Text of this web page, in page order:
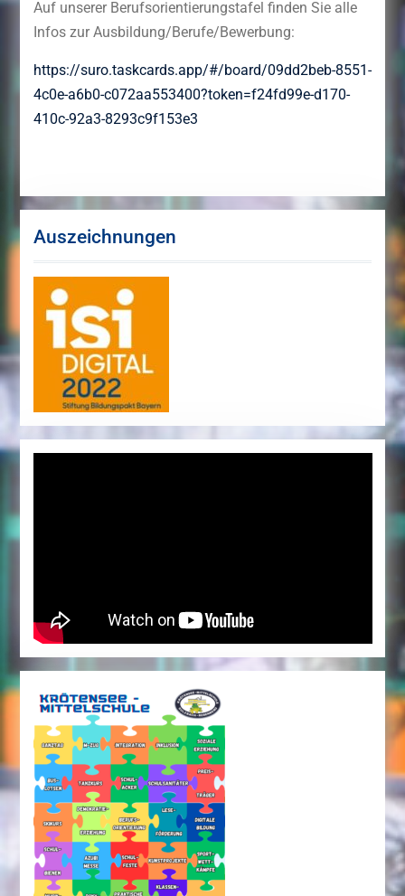
Auf unserer Berufsorientierungstafel finden Sie alle
Infos zur Ausbildung/Berufe/Bewerbung:
https://suro.taskcards.app/#/board/09dd2beb-8551-
4c0e-a6b0-c072aa553400?token=f24fd99e-d170-
410c-92a3-8293c9f153e3
Auszeichnungen